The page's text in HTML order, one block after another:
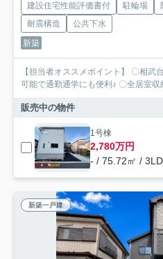
建設住宅性能評価書付 駐輪場
耐震構造
公共下水
新築
【担当者オススメポイント】 〇相武
可能で通勤通学にも便利♪ 〇全居室収
販売中の物件
1号棟
2,780万円
- / 75.72㎡ /
新築一戸建